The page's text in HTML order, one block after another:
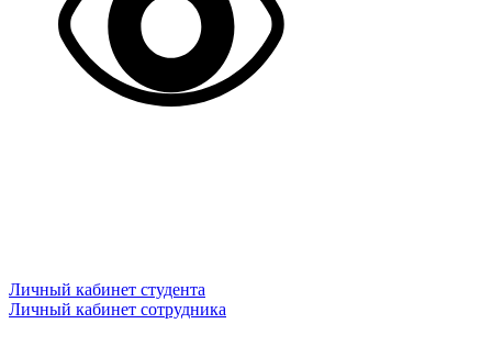
Личный кабинет студента
Личный кабинет сотрудника